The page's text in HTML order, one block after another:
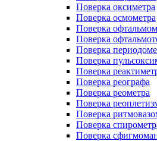
Поверка оксиметра
Поверка осмометра
Поверка
Поверка
Поверка
Поверка
Поверка
Поверка реографа
Поверка реометра
Поверка
Поверка
Поверка
Поверка